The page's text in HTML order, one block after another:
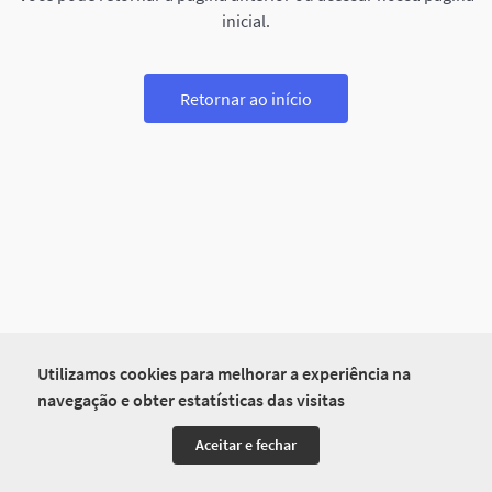
Utilizamos cookies para melhorar a experiência na
navegação e obter estatísticas das visitas
Aceitar e fechar
inicial.
Retornar ao início